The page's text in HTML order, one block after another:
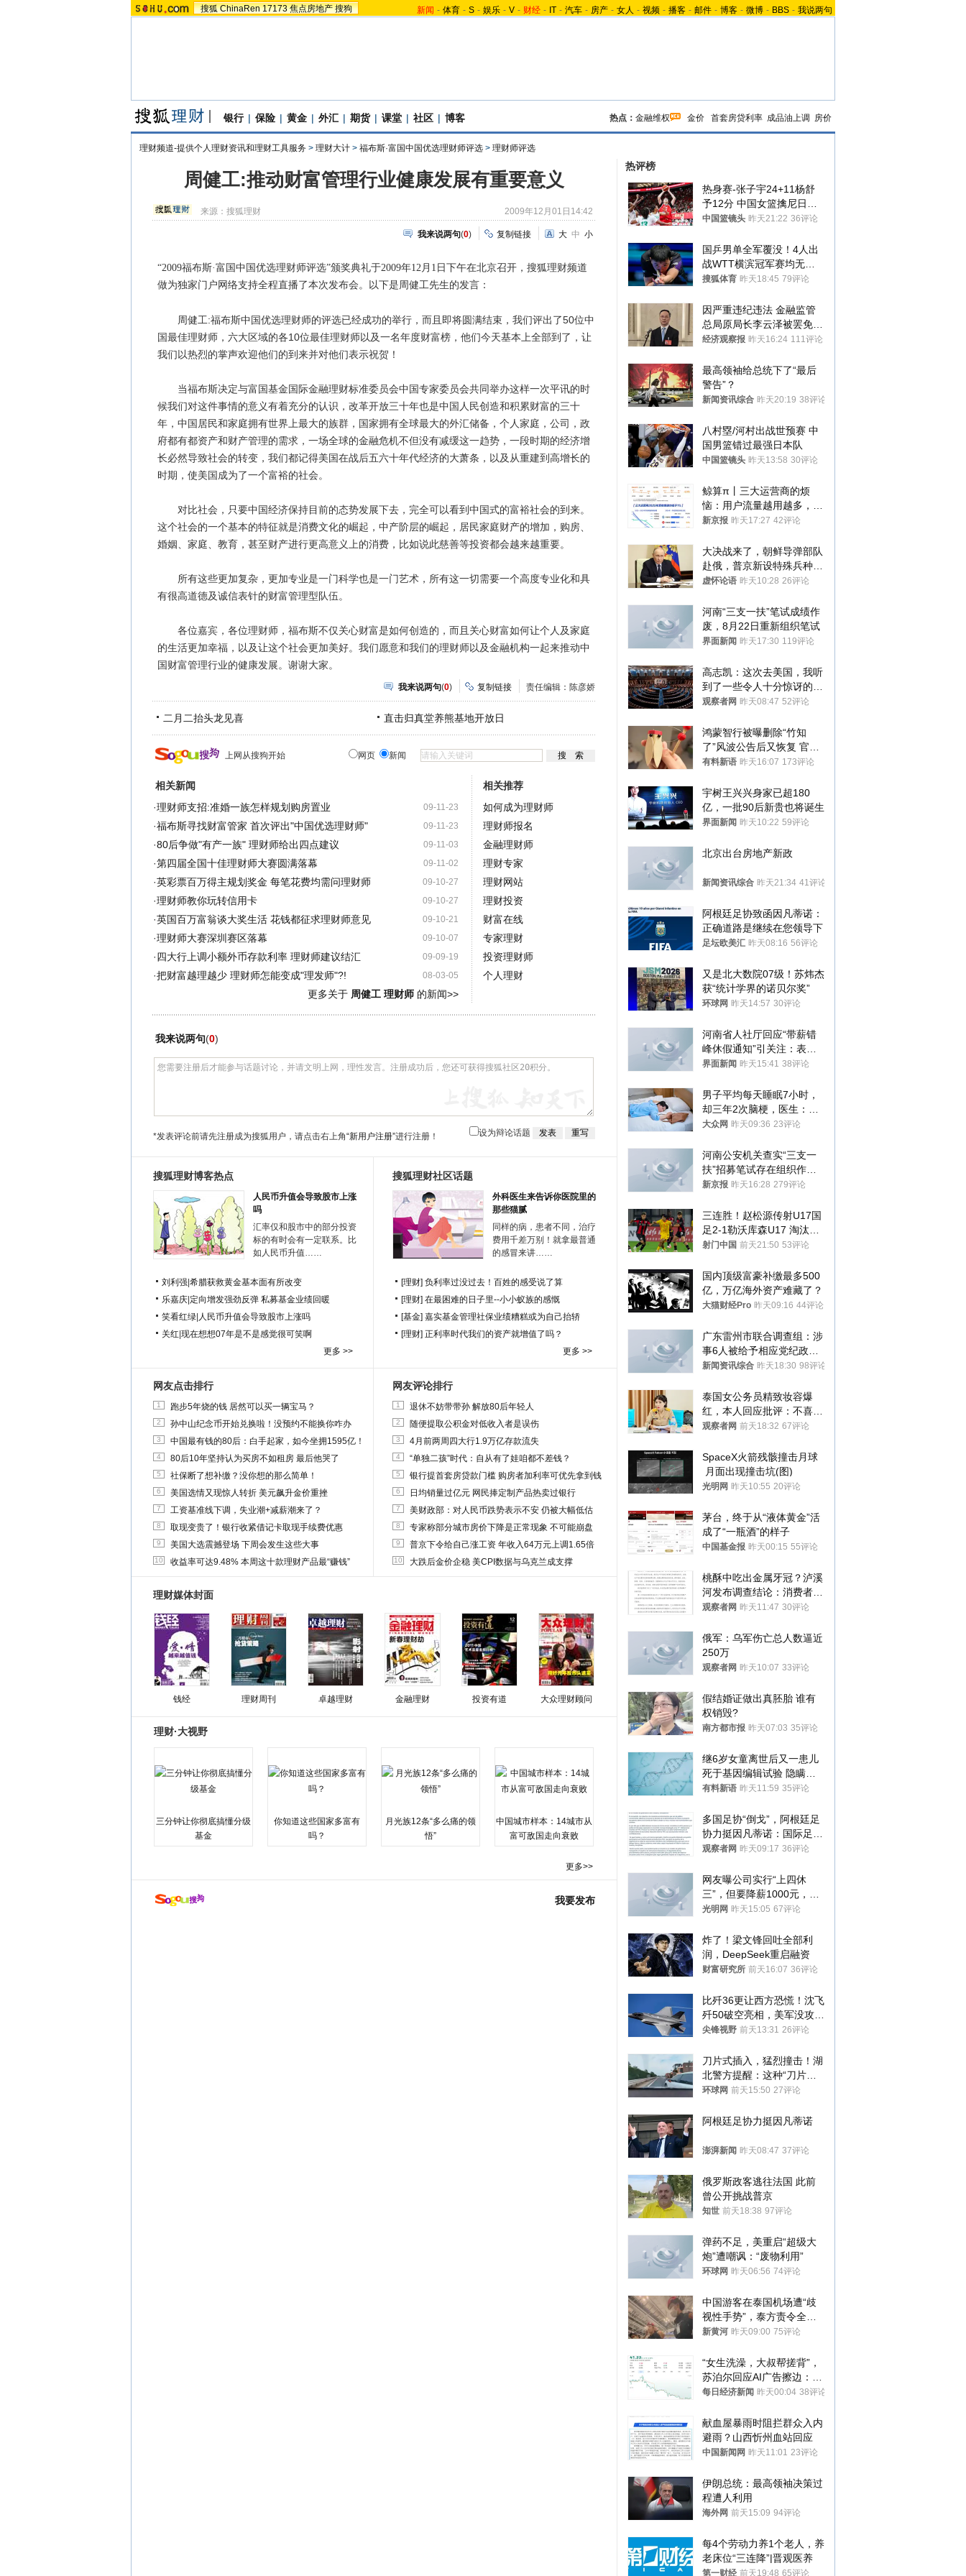
搜狐 ChinaRen 17173 焦点房地产 搜狗 新闻 - 体育 - S - 娱乐 - V - 财经 - IT - 汽车 - 房产 - 女人 - 视频 - 播客 - 邮件 - 博客 - 微博 - BBS - 我说两句
银行 | 保险 | 黄金 | 外汇 | 期货 | 课堂 | 社区 | 博客 热点： 金融维权 金价 首套房贷利率 成品油上调 房价
理财频道-提供个人理财资讯和理财工具服务 > 理财大计 > 福布斯·富国中国优选理财师评选 > 理财师评选
周健工:推动财富管理行业健康发展有重要意义
来源： 搜狐理财 2009年12月01日14:42
我来说两句(0) 复制链接 大 中 小
“2009福布斯·富国中国优选理财师评选”颁奖典礼于2009年12月1日下午在北京召开，搜狐理财频道
做为独家门户网络支持全程直播了本次发布会。以下是周健工先生的发言：
周健工:福布斯中国优选理财师的评选已经成功的举行，而且即将圆满结束，我们评出了50位中
国最佳理财师，六大区域的各10位最佳理财师以及一名年度财富榜，他们今天基本上全部到了，让
我们以热烈的掌声欢迎他们的到来并对他们表示祝贺！
当福布斯决定与富国基金国际金融理财标准委员会中国专家委员会共同举办这样一次平讯的时
候我们对这件事情的意义有着充分的认识，改革开放三十年也是中国人民创造和积累财富的三十
年，中国居民和家庭拥有世界上最大的族群，国家拥有全球最大的外汇储备，个人家庭，公司，政
府都有都资产和财产管理的需求，一场全球的金融危机不但没有减缓这一趋势，一段时期的经济增
长必然导致社会的转变，我们都记得美国在战后五六十年代经济的大萧条，以及从重建到高增长的
时期，使美国成为了一个富裕的社会。
对比社会，只要中国经济保持目前的态势发展下去，完全可以看到中国式的富裕社会的到来。
这个社会的一个基本的特征就是消费文化的崛起，中产阶层的崛起，居民家庭财产的增加，购房、
婚姻、家庭、教育，甚至财产进行更高意义上的消费，比如说此慈善等投资都会越来越重要。
所有这些更加复杂，更加专业是一门科学也是一门艺术，所有这一切需要一个高度专业化和具
有很高道德及诚信表针的财富管理型队伍。
各位嘉宾，各位理财师，福布斯不仅关心财富是如何创造的，而且关心财富如何让个人及家庭
的生活更加幸福，以及让这个社会更加美好。我们愿意和我们的理财师以及金融机构一起来推动中
国财富管理行业的健康发展。谢谢大家。
我来说两句(0) 复制链接 责任编辑：陈彦娇
二月二抬头龙见喜 直击归真堂养熊基地开放日
上网从搜狗开始 网页 新闻
相关新闻
09-11-23
·理财师支招:准婚一族怎样规划购房置业
09-11-23
·福布斯寻找财富管家 首次评出"中国优选理财师"
09-11-03
·80后争做"有产一族" 理财师给出四点建议
09-11-02
·第四届全国十佳理财师大赛圆满落幕
09-10-27
·英彩票百万得主规划奖金 每笔花费均需问理财师
09-10-27
·理财师教你玩转信用卡
09-10-21
·英国百万富翁谈大奖生活 花钱都征求理财师意见
09-10-07
·理财师大赛深圳赛区落幕
09-09-19
·四大行上调小额外币存款利率 理财师建议结汇
08-03-05
·把财富越理越少 理财师怎能变成"理发师"?!
更多关于 周健工 理财师的新闻>>
相关推荐
如何成为理财师
理财师报名
金融理财师
理财专家
理财网站
理财投资
财富在线
专家理财
投资理财师
个人理财
我来说两句(0)
*发表评论前请先注册成为搜狐用户，请点击右上角“新用户注册”进行注册！ 设为辩论话题
搜狐理财博客热点
人民币升值会导致股市上涨
吗
汇率仅和股市中的部分投资
标的有时会有一定联系。比
如人民币升值……
刘利强 希腊获救黄金基本面有所改变
乐嘉庆 定向增发强劲反弹 私募基金业绩回暖
笑看红绿 人民币升值会导致股市上涨吗
关红 现在想想07年是不是感觉很可笑啊
更多 >>
搜狐理财社区话题
外科医生来告诉你医院里的
那些猫腻
同样的病，患者不同，治疗
费用千差万别！就拿最普通
的感冒来讲……
[理财] 负利率过没过去！百姓的感受说了算
[理财] 在最困难的日子里--小小蚁族的感慨
[基金] 嘉实基金管理社保业绩糟糕或为自己抬轿
[理财] 正利率时代我们的资产就增值了吗？
更多 >>
网友点击排行
1 跑步5年烧的钱 居然可以买一辆宝马？
2 孙中山纪念币开始兑换啦！没预约不能换你咋办
3 中国最有钱的80后：白手起家，如今坐拥1595亿！
4 80后10年坚持认为买房不如租房 最后他哭了
5 社保断了想补缴？没你想的那么简单！
6 美国选情又现惊人转折 美元飙升金价重挫
7 工资基准线下调，失业潮+减薪潮来了？
8 取现变贵了！银行收紧借记卡取现手续费优惠
9 美国大选震撼登场 下周会发生这些大事
10 收益率可达9.48% 本周这十款理财产品最“赚钱”
网友评论排行
1 退休不妨带带孙 解放80后年轻人
2 随便提取公积金对低收入者是误伤
3 4月前两周四大行1.9万亿存款流失
4 “单独二孩”时代：自从有了娃咱都不差钱？
5 银行提首套房贷款门槛 购房者加利率可优先拿到钱
6 日均销量过亿元 网民捧定制产品热卖过银行
7 美财政部：对人民币跌势表示不安 仍被大幅低估
8 专家称部分城市房价下降是正常现象 不可能崩盘
9 普京下令给自己涨工资 年收入64万元上调1.65倍
10 大跌后金价企稳 美CPI数据与乌克兰成支撑
理财媒体封面
钱经 理财周刊 卓越理财 金融理财 投资有道 大众理财顾问
理财·大视野
三分钟让你彻底搞懂分级
基金
你知道这些国家多富有
吗？
月光族12条“多么痛的领
悟”
中国城市样本：14城市从
富可敌国走向衰败
更多>>
我要发布
热评榜
热身赛-张子宇24+11杨舒
予12分 中国女篮擒尼日利
亚
中国篮镜头 昨天21:22 36评论
国乒男单全军覆没！4人出
战WTT横滨冠军赛均无缘
八强
搜狐体育 昨天18:45 79评论
因严重违纪违法 金融监管
总局原局长李云泽被罢免全
国人大代表
经济观察报 昨天16:24 111评论
最高领袖给总统下了“最后
警告”？
新闻资讯综合 昨天20:19 38评论
八村塁/河村出战世预赛 中
国男篮错过最强日本队
中国篮镜头 昨天13:58 30评论
鲸算π丨三大运营商的烦
恼：用户流量越用越多，收
入却越来越少
新京报 昨天17:27 42评论
大决战来了，朝鲜导弹部队
赴俄，普京新设特殊兵种，
76岁老将扛旗
虚怀论语 昨天10:28 26评论
河南“三支一扶”笔试成绩作
废，8月22日重新组织笔试
界面新闻 昨天17:30 119评论
高志凯：这次去美国，我听
到了一些令人十分惊讶的消
息
观察者网 昨天08:47 52评论
鸿蒙智行被曝删除“竹知
了”风波公告后又恢复 官媒
曾力挺：劝华为要大度的，
有料新语 昨天16:07 173评论
宇树王兴兴身家已超180
亿，一批90后新贵也将诞生
界面新闻 昨天10:22 59评论
北京出台房地产新政
新闻资讯综合 昨天21:34 41评论
阿根廷足协致函因凡蒂诺：
正确道路是继续在您领导下
足坛欧美汇 昨天08:16 56评论
又是北大数院07级！苏炜杰
获“统计学界的诺贝尔奖”
环球网 昨天14:57 30评论
河南省人社厅回应“带薪错
峰休假通知”引关注：表述
不够准确，待修改后印发
界面新闻 昨天15:41 38评论
男子平均每天睡眠7小时，
却三年2次脑梗，医生：这
样睡觉更伤身
大众网 昨天09:36 23评论
河南公安机关查实“三支一
扶”招募笔试存在组织作弊
犯罪行为
新京报 昨天16:28 279评论
三连胜！赵松源传射U17国
足2-1勒沃库森U17 淘汰赛
将战河床
射门中国 前天21:50 53评论
国内顶级富豪补缴最多500
亿，万亿海外资产难藏了？
大猫财经Pro 昨天09:16 44评论
广东雷州市联合调查组：涉
事6人被给予相应党纪政务
处分和组织处理
新闻资讯综合 昨天18:30 98评论
泰国女公务员精致妆容爆
红，本人回应批评：不喜欢
就别看
观察者网 前天18:32 67评论
SpaceX火箭残骸撞击月球
月面出现撞击坑(图)
光明网 昨天10:55 20评论
茅台，终于从“液体黄金”活
成了“一瓶酒”的样子
中国基金报 昨天00:15 55评论
桃酥中吃出金属牙冠？泸溪
河发布调查结论：消费者已
澄清，所发视频情况不属实
观察者网 昨天11:47 30评论
俄军：乌军伤亡总人数逼近
250万
观察者网 昨天10:07 33评论
假结婚证做出真胚胎 谁有
权销毁?
南方都市报 昨天07:03 35评论
继6岁女童离世后又一患儿
死于基因编辑试验 隐瞒一
年才对外披露
有料新语 昨天11:59 35评论
多国足协“倒戈”，阿根廷足
协力挺因凡蒂诺：国际足联
今后应继续在其领导下前行
观察者网 昨天09:17 36评论
网友曝公司实行“上四休
三”，但要降薪1000元，不
接受只能辞职
光明网 昨天15:05 67评论
炸了！梁文锋回吐全部利
润，DeepSeek重启融资
财富研究所 前天16:07 36评论
比歼36更让西方恐慌！沈飞
歼50破空亮相，美军没攻克
的技术被拿下
尖锋视野 前天13:31 26评论
刀片式插入，猛烈撞击！湖
北警方提醒：这种“刀片超
车”，太危险了
环球网 前天15:50 27评论
阿根廷足协力挺因凡蒂诺
澎湃新闻 昨天08:47 37评论
俄罗斯政客逃往法国 此前
曾公开挑战普京
知世 前天18:38 97评论
弹药不足，美重启“超级大
炮”遭嘲讽：“废物利用”
环球网 昨天06:56 74评论
中国游客在泰国机场遭“歧
视性手势”，泰方责令全面
调查，对责任人采取最严厉
新黄河 昨天09:00 75评论
“女生洗澡，大叔帮搓背”，
苏泊尔回应AI广告擦边：视
频全下架，已强化内容管理
每日经济新闻 昨天00:04 38评论
献血屋暴雨时阻拦群众入内
避雨？山西忻州血站回应
中国新闻网 昨天11:01 23评论
伊朗总统：最高领袖决策过
程遭人利用
海外网 前天15:09 94评论
每4个劳动力养1个老人，养
老床位“三连降”|晋观医养
第一财经 前天19:48 65评论